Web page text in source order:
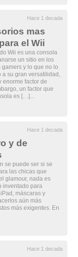
Hace 1 decada
mas
el Wii
Wii es una consola
un sitio en los
y lo que no lo
a su gran versatilidad,
enorme factor de
un factor que
es […]...
Hace 1 decada
y de
se puede ser si se
las chicas que
glamour, nada es
inventado para
máscaras y
aún más
más exigentes. En
Hace 1 decada